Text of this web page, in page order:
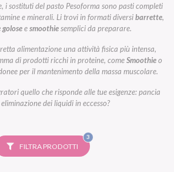
i sostituti del pasto Pesoforma sono pasti completi
e minerali. Li trovi in formati diversibarrette,
goloseesmoothiesemplici da preparare.
alimentazione una attività fisica più intensa,
di prodotti ricchi in proteine, comeSmoothieo
per il mantenimento della massa muscolare.
quello che risponde alle tue esigenze: pancia
dei liquidi in eccesso?
FILTRA PRODOTTI
3FILTRI
SELEZIONATI